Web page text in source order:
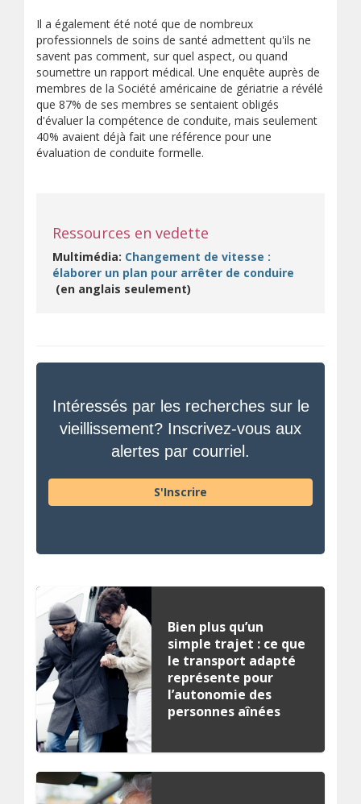
Il a également été noté que de nombreux
professionnels de soins de santé admettent qu'ils ne
savent pas comment, sur quel aspect, ou quand
soumettre un rapport médical. Une enquête auprès de
membres de la Société américaine de gériatrie a révélé
que 87% de ses membres se sentaient obligés
d'évaluer la compétence de conduite, mais seulement
40% avaient déjà fait une référence pour une
évaluation de conduite formelle.
Ressources en vedette
Multimédia: Changement de vitesse :
élaborer un plan pour arrêter de conduire
(s’ouvre sur un autre site)
(en anglais seulement)
Intéressés par les recherches sur le
vieillissement? Inscrivez-vous aux
alertes par courriel.
S'Inscrire
Bien plus qu’un
simple trajet : ce que
le transport adapté
représente pour
l’autonomie des
personnes aînées